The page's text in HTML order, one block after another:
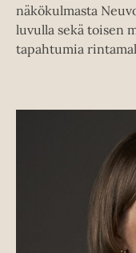
näkökulmasta
luvulla sekä toisen
tapahtumia